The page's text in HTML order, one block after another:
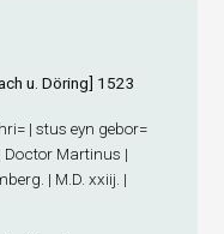
u. Döring] 1523
| stus eyn gebor=
Doctor Martinus |
| M.D. xxiij. |